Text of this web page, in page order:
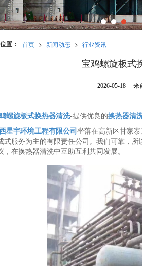
置： 首页 > 新闻动态 > 行业资讯
宝鸡螺旋板式
2026-05-18 来
螺旋板式换热器清洗-提供优良的换热器清
星宇环境工程有限公司 坐落在高新区甘家
式服务为主的有限责任公司。我们可靠，所
，在换热器清洗中互助互利共同发展。